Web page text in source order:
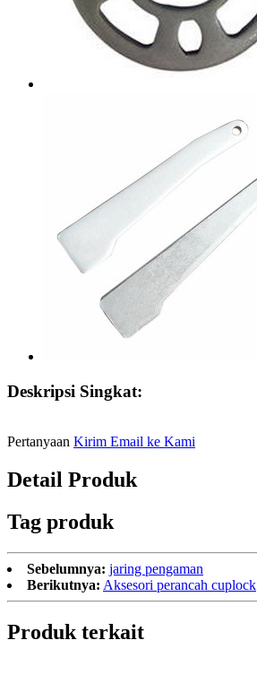
Deskripsi Singkat:
Pertanyaan Kirim Email ke Kami
Detail Produk
Tag produk
Sebelumnya: jaring pengaman
Berikutnya: Aksesori perancah cuplock
Produk terkait